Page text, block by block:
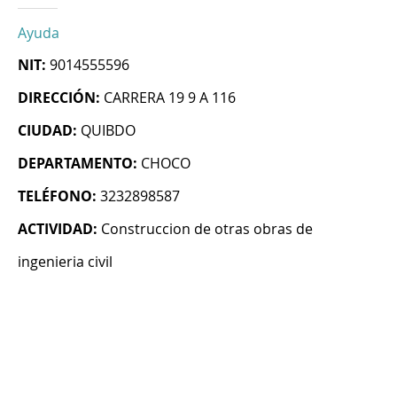
Ayuda
NIT: 9014555596
DIRECCIÓN: CARRERA 19 9 A 116
CIUDAD: QUIBDO
DEPARTAMENTO: CHOCO
TELÉFONO: 3232898587
ACTIVIDAD: Construccion de otras obras de
ingenieria civil